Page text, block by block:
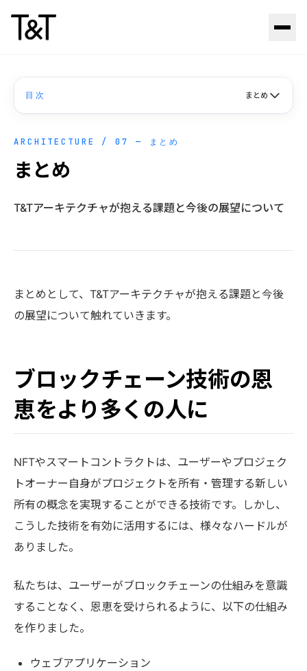
目次 まとめ
ARCHITECTURE / 07 — まとめ
まとめ
T&Tアーキテクチャが抱える課題と今後の展望について
まとめとして、T&Tアーキテクチャが抱える課題と今後
の展望について触れていきます。
ブロックチェーン技術の恩
恵をより多くの人に
NFTやスマートコントラクトは、ユーザーやプロジェク
トオーナー自身がプロジェクトを所有・管理する新しい
所有の概念を実現することができる技術です。しかし、
こうした技術を有効に活用するには、様々なハードルが
ありました。
私たちは、ユーザーがブロックチェーンの仕組みを意識
することなく、恩恵を受けられるように、以下の仕組み
を作りました。
ウェブアプリケーション